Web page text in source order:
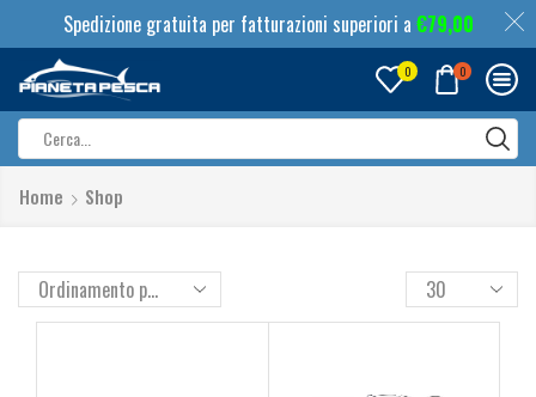
Spedizione gratuita per fatturazioni superiori a €79,00
0 0
input
Home Shop